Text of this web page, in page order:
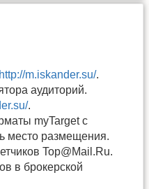
http://m.iskander.su/.
аудиторий.
.
myTarget с
место размещения.
Top@Mail.Ru.
в брокерской